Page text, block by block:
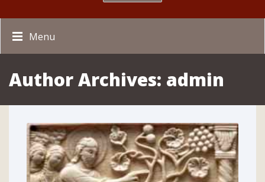
Menu
Author Archives: admin